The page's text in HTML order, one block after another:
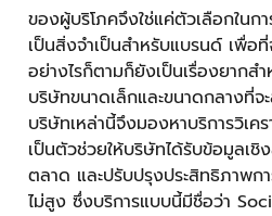
ของผู้บริโภคจึงใช่แค่ตัวเลือกใน
เป็นสิ่งจำเป็นสำหรับแบรนด์ เพื่อ
อย่างไรก็ตามก็ยังเป็นเรื่องยากส
บริษัทขนาดเล็กและขนาดกลางที่
บริษัทเหล่านี้จึงมองหาบริการวิเค
เป็นตัวช่วยให้บริษัทได้รับข้อมูลเชิ
ตลาด และปรับปรุงประสิทธิภาพกา
ไม่สูง ซึ่งบริการแบบนี้มีชื่อว่า